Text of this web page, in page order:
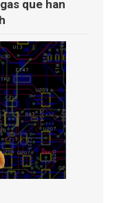
que han